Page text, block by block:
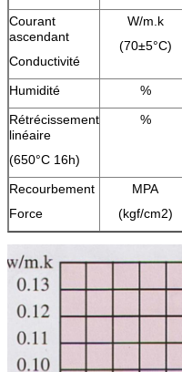
Courant
ascendant
Conductivité
W/m.k
(70±5°C)
Humidité %
Rétrécissement
linéaire
(650°C 16h)
%
Recourbement
Force
MPA
(kgf/cm2)